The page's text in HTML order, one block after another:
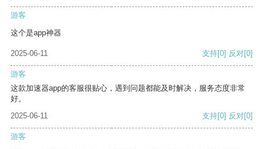
游客
这个是app神器
2025-06-11 支持[0] 反对[0]
游客
这款加速器app的客服很贴心，遇到问题都能及时解决，服务态度非常
好。
2025-06-11
支持[0] 反对[0]
游客